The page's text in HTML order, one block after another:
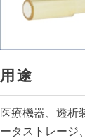
用途
医療機器、透析
ータストレージ